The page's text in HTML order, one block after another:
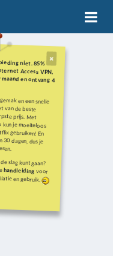
niet. 85%
Access VPN,
en ontvang 4
en een snelle
van de beste
prijs. Met
kun je moeiteloos
gebruiken! En
30 dagen, dus je
slag kunt gaan?
handleiding voor
en gebruik.